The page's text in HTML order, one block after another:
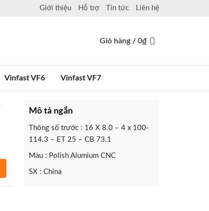
Giới thiệu Hỗ trợ Tin tức Liên hệ
Giỏ hàng / 0₫
Vinfast VF6 Vinfast VF7
Mô tả ngắn
Thông số trước : 16 X 8.0 – 4 x 100-
114.3 – ET 25 – CB 73.1
Màu : Polish Alumium CNC
SX : China